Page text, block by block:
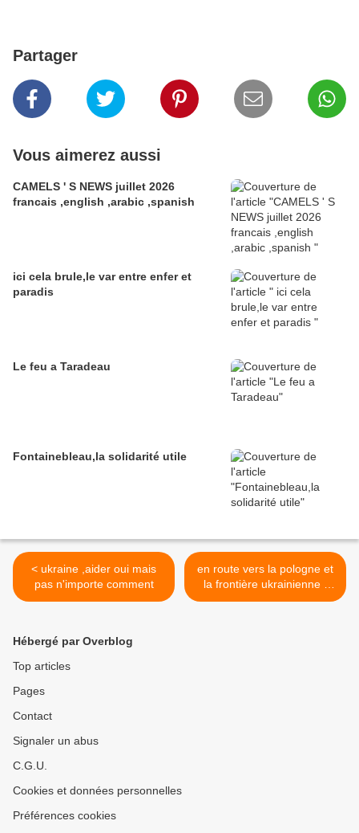
Partager
Vous aimerez aussi
CAMELS ' S NEWS juillet 2026
francais ,english ,arabic ,spanish
ici cela brule,le var entre enfer et
paradis
Le feu a Taradeau
Fontainebleau,la solidarité utile
< ukraine ,aider oui mais
pas n'importe comment
en route vers la pologne et
la frontière ukrainienne :
préparatifs >
Hébergé par Overblog
Top articles
Pages
Contact
Signaler un abus
C.G.U.
Cookies et données personnelles
Préférences cookies